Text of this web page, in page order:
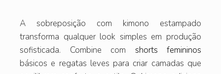
A sobreposição com kimono estampado
transforma qualquer look simples em produção
sofisticada. Combine com shorts femininos
básicos e regatas leves para criar camadas que